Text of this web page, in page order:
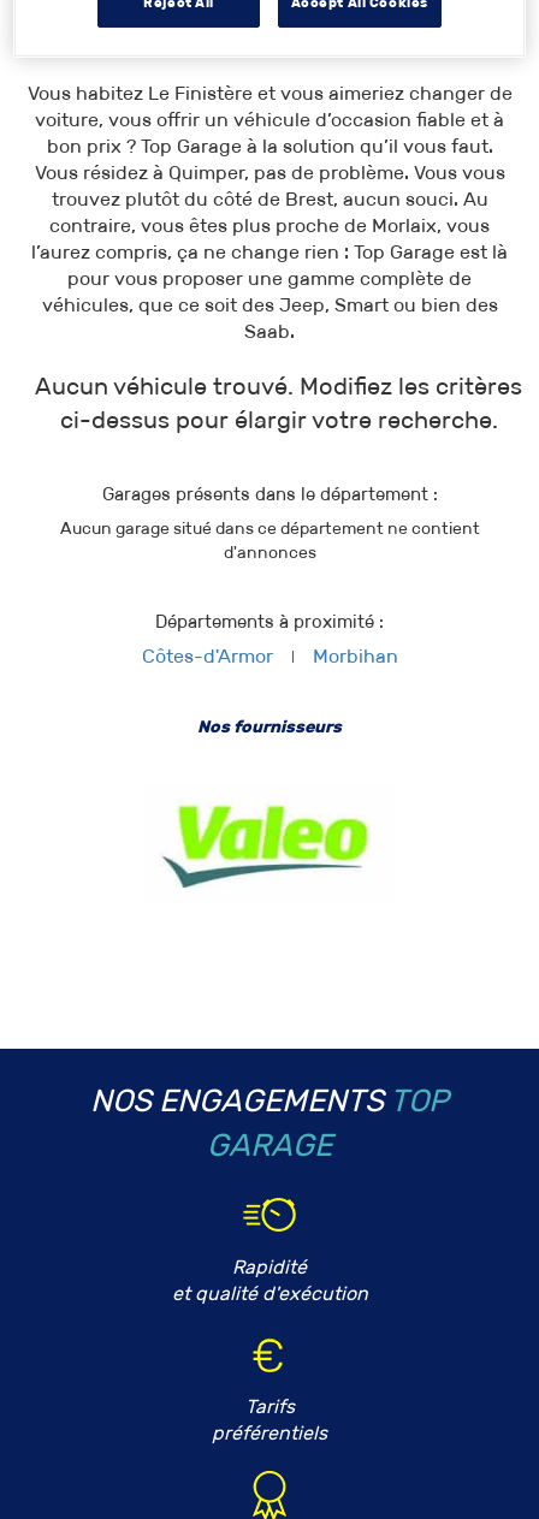
Toutes les annonces>Bretagne > Finistère
Vous habitez Le Finistère et vous aimeriez changer de
voiture, vous offrir un véhicule d’occasion fiable et à
bon prix ? Top Garage à la solution qu’il vous faut.
Vous résidez à Quimper, pas de problème. Vous vous
trouvez plutôt du côté de Brest, aucun souci. Au
contraire, vous êtes plus proche de Morlaix, vous
l’aurez compris, ça ne change rien : Top Garage est là
pour vous proposer une gamme complète de
véhicules, que ce soit des Jeep, Smart ou bien des
Saab.
Aucun véhicule trouvé. Modifiez les critères
ci-dessus pour élargir votre recherche.
Garages présents dans le département :
Aucun garage situé dans ce département ne contient
d'annonces
Départements à proximité :
Côtes-d'Armor
Morbihan
Nos fournisseurs
NOS ENGAGEMENTS TOP
GARAGE
Rapidité
et qualité d'exécution
Tarifs
préférentiels